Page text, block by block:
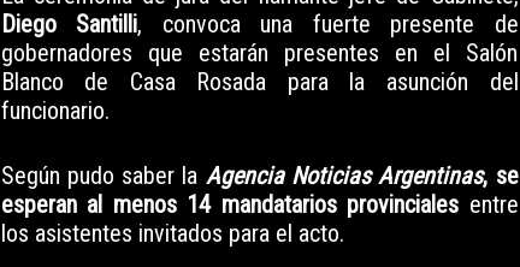
Diego Santilli, convoca una fuerte presente de
gobernadores que estarán presentes en el Salón
Blanco de Casa Rosada para la asunción del
funcionario.
Según pudo saber la Agencia Noticias Argentinas, se
esperan al menos 14 mandatarios provinciales entre
los asistentes invitados para el acto.